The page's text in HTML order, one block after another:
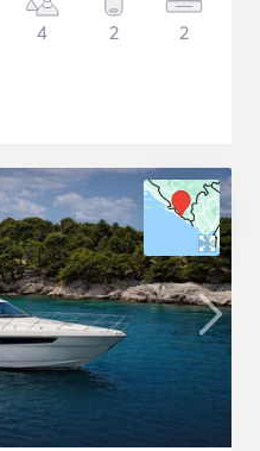
4 2 2